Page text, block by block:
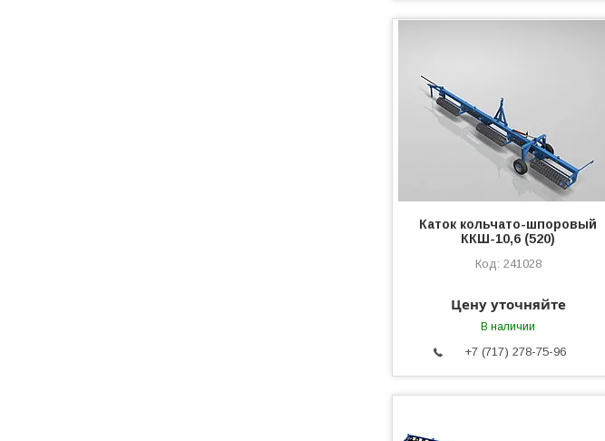
Каток кольчато-шпоровый
ККШ-10,6 (520)
241028
Цену уточняйте
В наличии
+7 (717) 278-75-96